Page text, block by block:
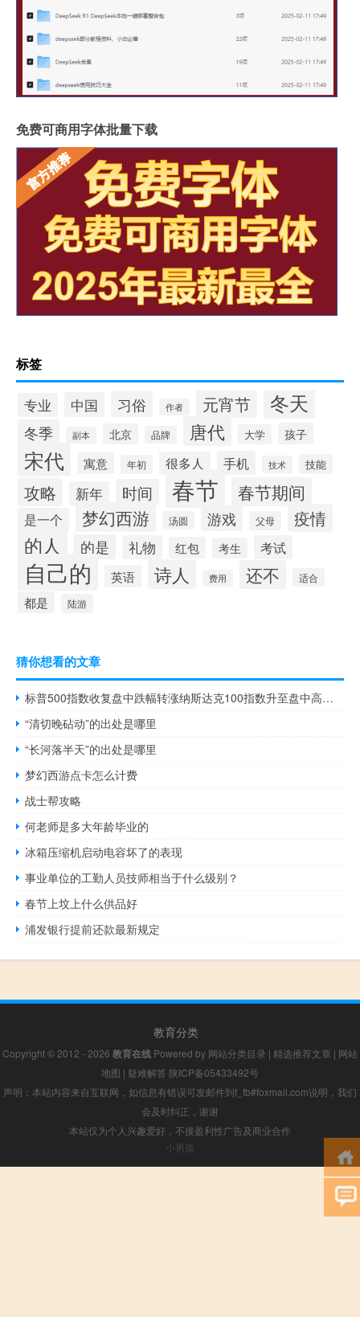
免费可商用字体批量下载
标签
专业 中国 习俗 作者 元宵节 冬天
冬季 副本 北京 品牌 唐代 大学 孩子
宋代 寓意 年初 很多人 手机 技术 技能
攻略 新年 时间 春节 春节期间
是一个 梦幻西游 汤圆 游戏 父母 疫情
的人 的是 礼物 红包 考生 考试
自己的 英语 诗人 费用 还不 适合
都是 陆游
猜你想看的文章
标普500指数收复盘中跌幅转涨纳斯达克100指数升至盘中高点但日内仍下跌
“清切晚砧动”的出处是哪里
“长河落半天”的出处是哪里
梦幻西游点卡怎么计费
战士帮攻略
何老师是多大年龄毕业的
冰箱压缩机启动电容坏了的表现
事业单位的工勤人员技师相当于什么级别？
春节上坟上什么供品好
浦发银行提前还款最新规定
教育分类
Copyright © 2012 - 2026 教育在线 Powered by 网站分类目录 | 精选推荐文章 | 网站
地图 | 疑难解答 陕ICP备05433492号
声明：本站内容来自互联网，如信息有错误可发邮件到f_fb#foxmail.com说明，我们
会及时纠正，谢谢
本站仅为个人兴趣爱好，不接盈利性广告及商业合作
小男孩